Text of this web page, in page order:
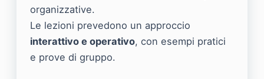
organizzative.
Le lezioni prevedono un approccio
interattivo e operativo, con esempi pratici
e prove di gruppo.